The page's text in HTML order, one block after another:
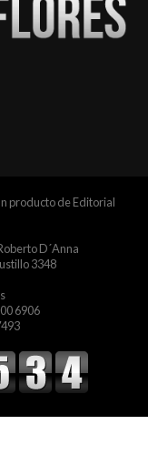
producto de Editorial
D´Anna
3348
6906